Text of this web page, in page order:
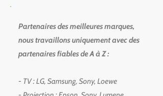
Partenaires des meilleures marques,
nous travaillons uniquement avec des
partenaires fiables de A à Z :
- TV : LG, Samsung, Sony, Loewe